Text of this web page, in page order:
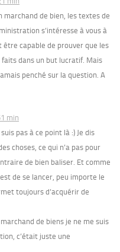
marchand de bien, les textes de
s’intéresse à vous à
être capable de prouver que les
dans un but lucratif. Mais
penché sur la question. A
min
pas à ce point là :) Je dis
choses, ce qui n’a pas pour
de bien baliser. Et comme
de se lancer, peu importe le
toujours d’acquérir de
de biens je ne me suis
c’était juste une